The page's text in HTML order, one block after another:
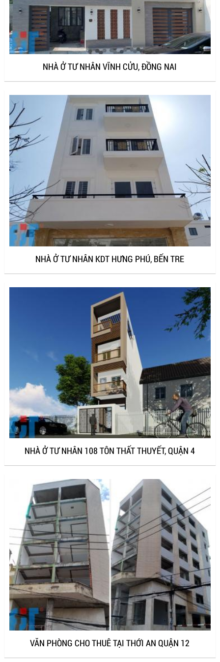
NHÀ Ở TƯ NHÂN VĨNH CỬU, ĐỒNG NAI
NHÀ Ở TƯ NHÂN KDT HƯNG PHÚ, BẾN TRE
NHÀ Ở TƯ NHÂN 108 TÔN THẤT THUYẾT, QUẬN 4
VĂN PHÒNG CHO THUÊ TẠI THỚI AN QUẬN 12